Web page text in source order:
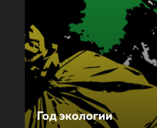
Год экологии